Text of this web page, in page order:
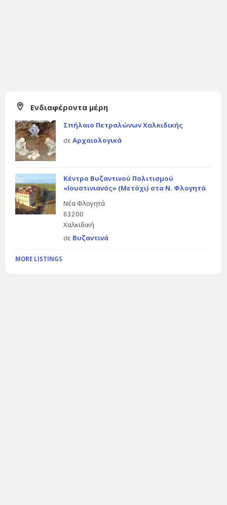
Ενδιαφέροντα μέρη
Σπήλαιο Πετραλώνων Χαλκιδικής
σε Αρχαιολογικά
Κέντρο Βυζαντινού Πολιτισμού
«Ιουστινιανός» (Μετόχι) στα Ν. Φλογητά
Νέα Φλογητά
63200
Χαλκιδική
σε Βυζαντινά
MORE LISTINGS